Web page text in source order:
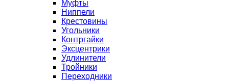
Муфты
Ниппели
Крестовины
Угольники
Контргайки
Эксцентрики
Удлинители
Тройники
Переходники